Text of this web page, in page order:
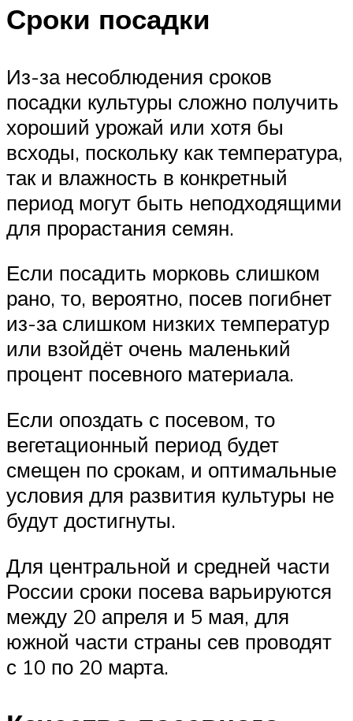
Сроки посадки
Из-за несоблюдения сроков
посадки культуры сложно получить
хороший урожай или хотя бы
всходы, поскольку как температура,
так и влажность в конкретный
период могут быть неподходящими
для прорастания семян.
Если посадить морковь слишком
рано, то, вероятно, посев погибнет
из-за слишком низких температур
или взойдёт очень маленький
процент посевного материала.
Если опоздать с посевом, то
вегетационный период будет
смещен по срокам, и оптимальные
условия для развития культуры не
будут достигнуты.
Для центральной и средней части
России сроки посева варьируются
между 20 апреля и 5 мая, для
южной части страны сев проводят
с 10 по 20 марта.